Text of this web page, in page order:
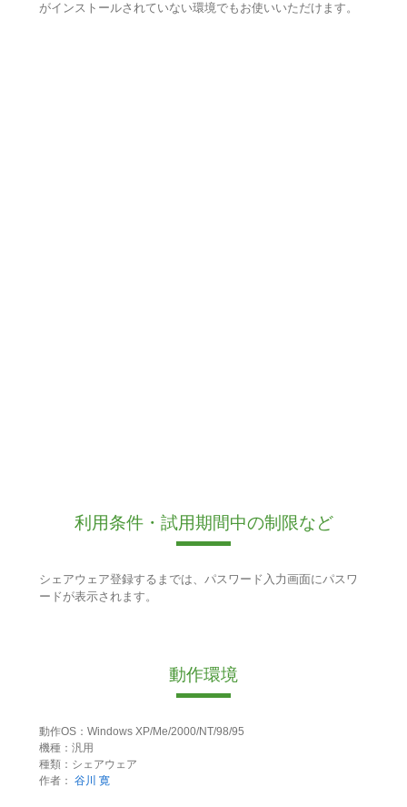
がインストールされていない環境でもお使いいただけます。
利用条件・試用期間中の制限など
シェアウェア登録するまでは、パスワード入力画面にパスワ
ードが表示されます。
動作環境
動作OS：Windows XP/Me/2000/NT/98/95
機種：汎用
種類：シェアウェア
作者： 谷川 寛